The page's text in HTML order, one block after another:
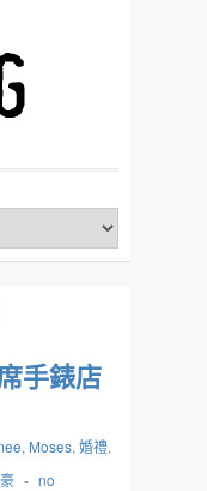
手錶店
, Moses, 婚禮,
- no